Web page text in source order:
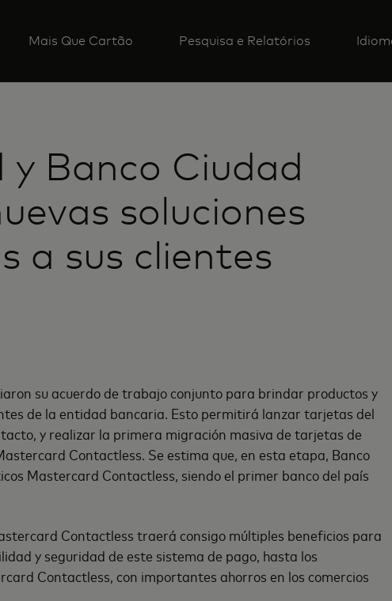
Mais Que Cartão Pesquisa e Relatórios
Banco Ciudad
soluciones
a sus clientes
su acuerdo de trabajo conjunto para brindar productos y
de la entidad bancaria. Esto permitirá lanzar tarjetas del
y realizar la primera migración masiva de tarjetas de
Contactless. Se estima que, en esta etapa, Banco
Mastercard Contactless, siendo el primer banco del país
Contactless traerá consigo múltiples beneficios para
y seguridad de este sistema de pago, hasta los
Contactless, con importantes ahorros en los comercios